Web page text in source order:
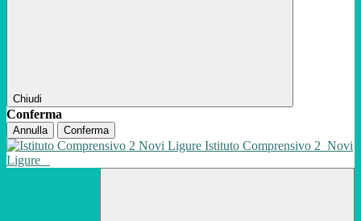
Chiudi
Conferma
Annulla Conferma
Istituto Comprensivo 2 Novi
Ligure